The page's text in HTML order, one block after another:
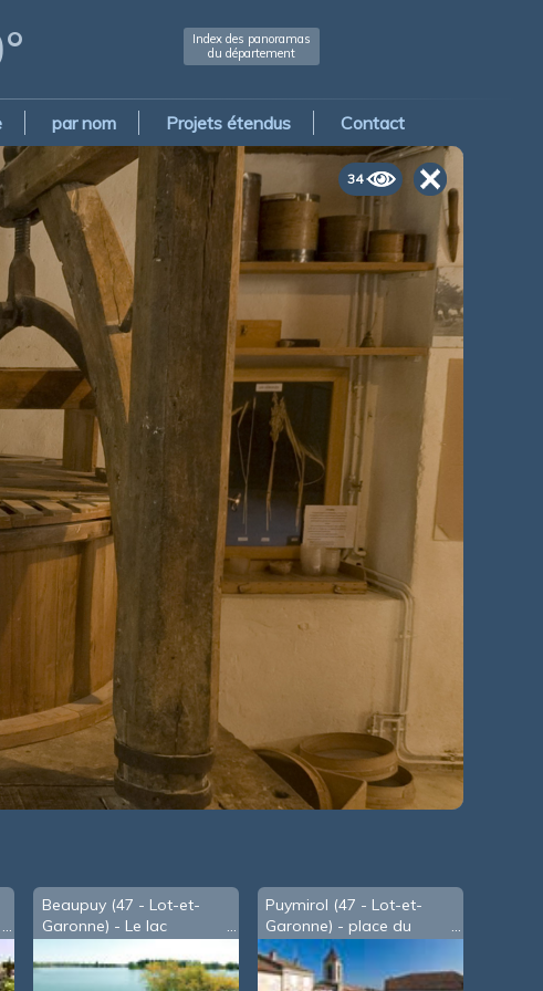
Index des panoramas
du département
par nom Projets étendus Contact
34
Beaupuy (47 - Lot-et-
Garonne) - Le lac
Puymirol (47 - Lot-et-
Garonne) - place du
village